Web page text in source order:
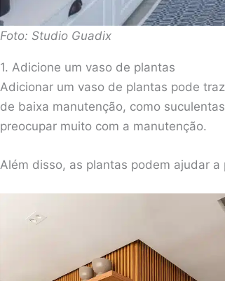
Foto: Studio Guadix
1. Adicione um vaso de plantas
Adicionar um vaso de plantas pode
de baixa manutenção, como
preocupar muito com a manutenção.
Além disso, as plantas podem ajudar